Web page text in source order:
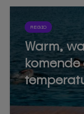
REGIO
Warm,